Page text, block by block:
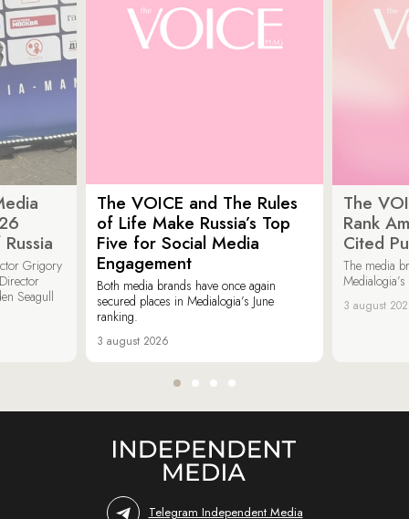
Grigory
Seagull
The VOICE and The Rules
of Life Make Russia’s Top
Five for Social Media
Engagement
Both media brands have once again
secured places in Medialogia’s June
ranking.
3 august 2026
The
Rank
Cited
The media
3 august
Telegram Independent Media